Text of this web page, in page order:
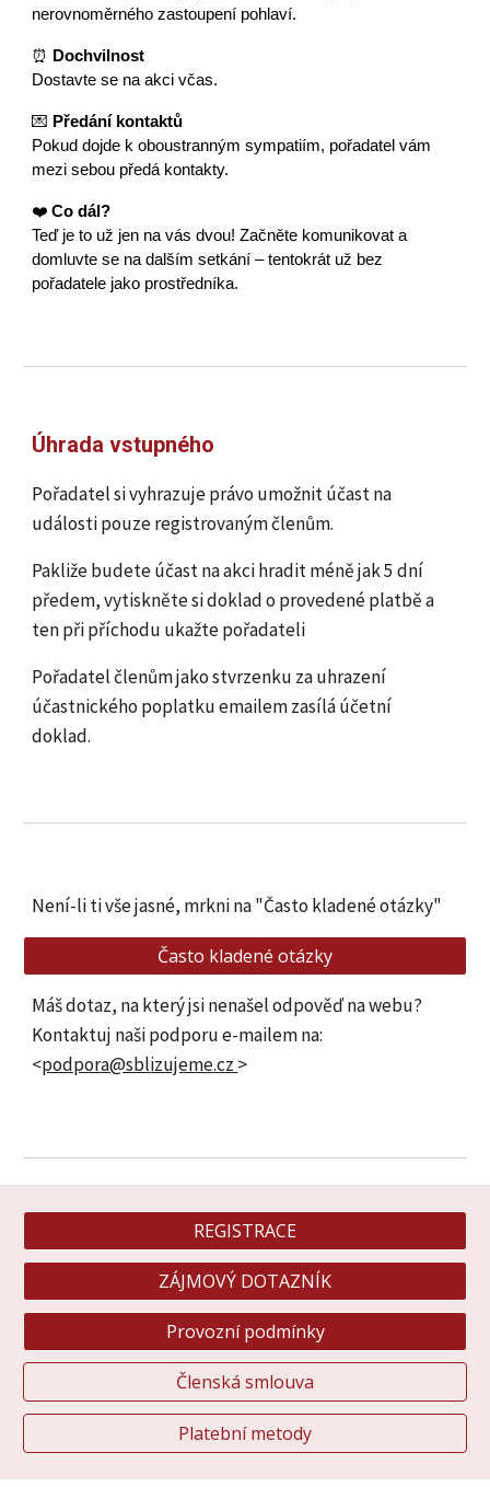
nerovnoměrného zastoupení pohlaví.
⏰
Dochvilnost
Dostavte se na akci včas.
💌 Předání kontaktů
Pokud dojde k oboustranným sympatiím, pořadatel vám
mezi sebou předá kontakty.
❤️Co dál?
Teď je to už jen na vás dvou! Začněte komunikovat a
domluvte se na dalším setkání – tentokrát už bez
pořadatele jako prostředníka.
Úhrada vstupného
Pořadatel si vyhrazuje právo umožnit účast na
události pouze registrovaným členům.
Pakliže budete účast na akci hradit méně jak 5 dní
předem, vytiskněte si doklad o provedené platbě a
ten při příchodu ukažte pořadateli
Pořadatel členům jako stvrzenku za uhrazení
účastnického poplatku emailem zasílá účetní
doklad.
Není-li ti vše jasné, mrkni na "Často kladené otázky"
Často kladené otázky
Máš dotaz, na který jsi nenašel odpověď na webu?
Kontaktuj naši podporu e-mailem na:
<podpora@sblizujeme.cz >
REGISTRACE
ZÁJMOVÝ DOTAZNÍK
Provozní podmínky
Členská smlouva
Platební metody